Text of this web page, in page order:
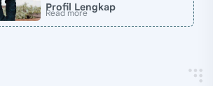
Profil Lengkap